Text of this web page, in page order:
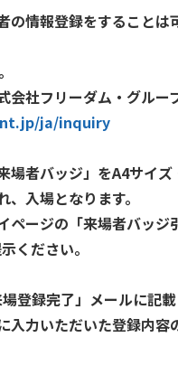
情報登録をすることは
社フリーダム・グルー
ja/inquiry
者バッジ」をA4サイ
入場となります。
ージの「来場者バッジ
ください。
登録完了」メールに記
力いただいた登録内容